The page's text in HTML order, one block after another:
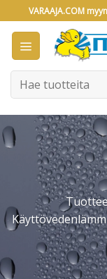
to
content
VARAAJA.COM
Etsi: